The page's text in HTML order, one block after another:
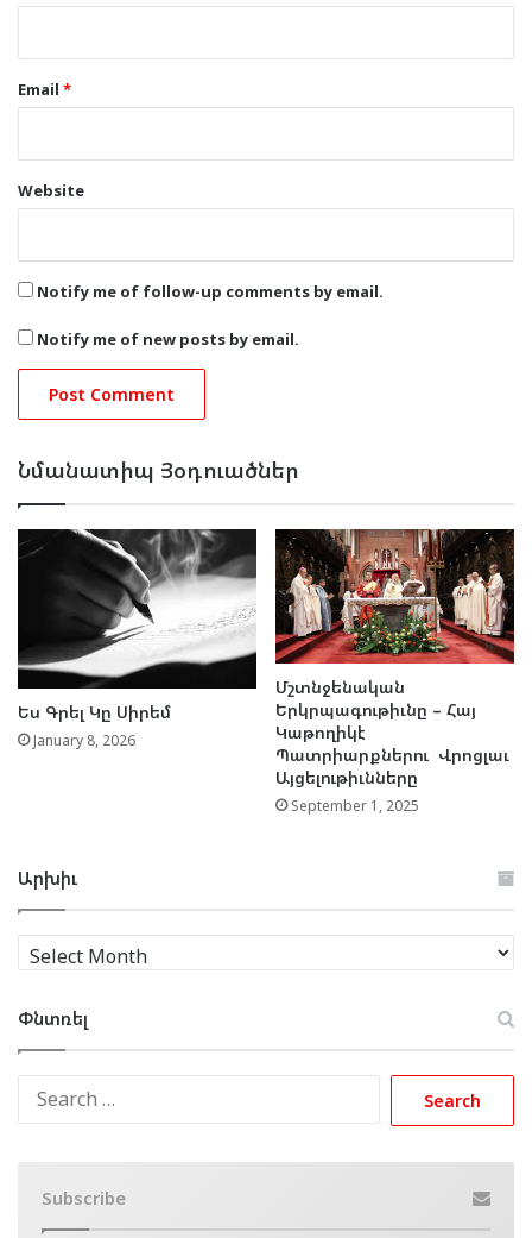
Email *
Website
Notify me of follow-up comments by email.
Notify me of new posts by email.
Նմանատիպ Յօդուածներ
Ես Գրել Կը Սիրեմ
January 8, 2026
Մշտնջենական
Երկրպագութիւնը – Հայ
Կաթողիկէ
Պատրիարքներու Վրոցլաւ
Այցելութիւնները
September 1, 2025
Արխիւ
Արխիւ
Փնտռել
Subscribe